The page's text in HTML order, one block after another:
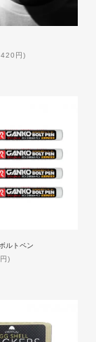
円)
ルトペン
)